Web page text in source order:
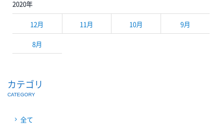
2020年
12月 11月 10月 9月
8月
カテゴリ
CATEGORY
全て